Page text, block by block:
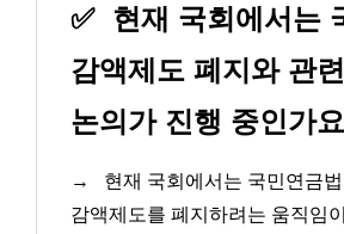
✅
현재 국회에서는
감액제도 폐지와 관
논의가 진행 중인가
→
현재 국회에서는 국민연금
감액제도를 폐지하려는 움직임